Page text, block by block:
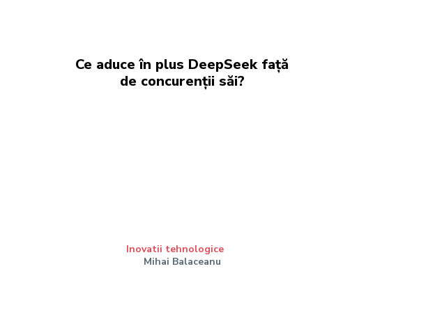
Ce aduce în plus DeepSeek față
de concurenții săi?
Inovatii tehnologice
Mihai Balaceanu